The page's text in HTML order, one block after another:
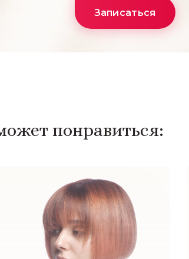
Записаться
понравиться: